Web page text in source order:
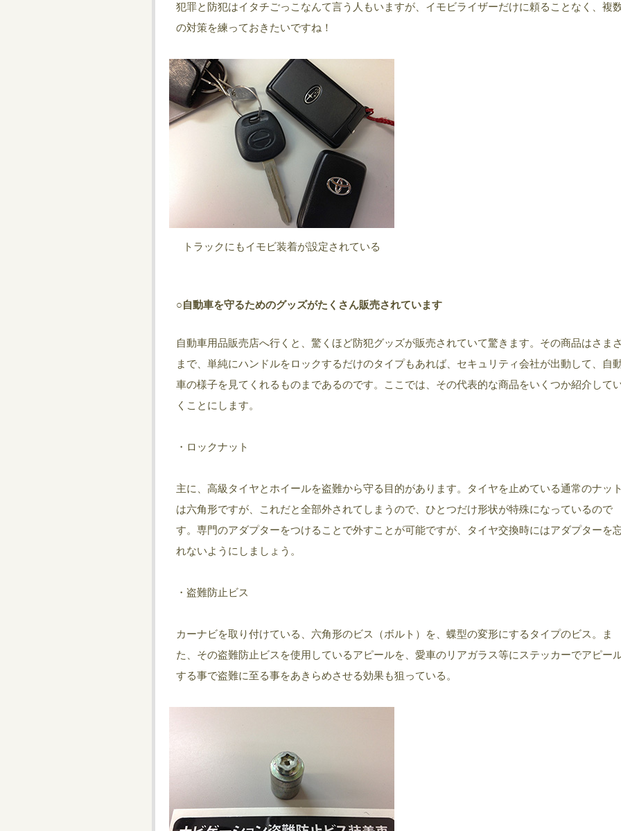
犯罪と防犯はイタチごっこなんて言う人もいますが、イモビライザーだけに頼ることなく、複
の対策を練っておきたいですね！
トラックにもイモビ装着が設定されている
○自動車を守るためのグッズがたくさん販売されています
自動車用品販売店へ行くと、驚くほど防犯グッズが販売されていて驚きます。その商品はさま
まで、単純にハンドルをロックするだけのタイプもあれば、セキュリティ会社が出動して、自
車の様子を見てくれるものまであるのです。ここでは、その代表的な商品をいくつか紹介して
くことにします。
・ロックナット
主に、高級タイヤとホイールを盗難から守る目的があります。タイヤを止めている通常のナッ
は六角形ですが、これだと全部外されてしまうので、ひとつだけ形状が特殊になっているので
す。専門のアダプターをつけることで外すことが可能ですが、タイヤ交換時にはアダプターを
れないようにしましょう。
・盗難防止ビス
カーナビを取り付けている、六角形のビス（ボルト）を、蝶型の変形にするタイプのビス。ま
た、その盗難防止ビスを使用しているアピールを、愛車のリアガラス等にステッカーでアピー
する事で盗難に至る事をあきらめさせる効果も狙っている。